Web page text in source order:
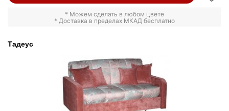
* Можем сделать в любом цвете
* Доставка в пределах МКАД бесплатно
Тадеус